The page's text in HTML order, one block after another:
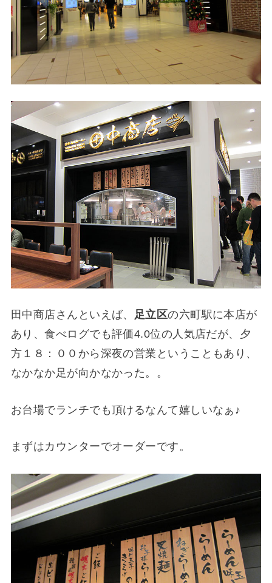
田中商店さんといえば、 足立区の六町駅に本店が
あり、食べログでも評価4.0位の人気店だが、夕
方１８：００から深夜の営業ということもあり、
なかなか足が向かなかった。。
お台場でランチでも頂けるなんて嬉しいなぁ♪
まずはカウンターでオーダーです。